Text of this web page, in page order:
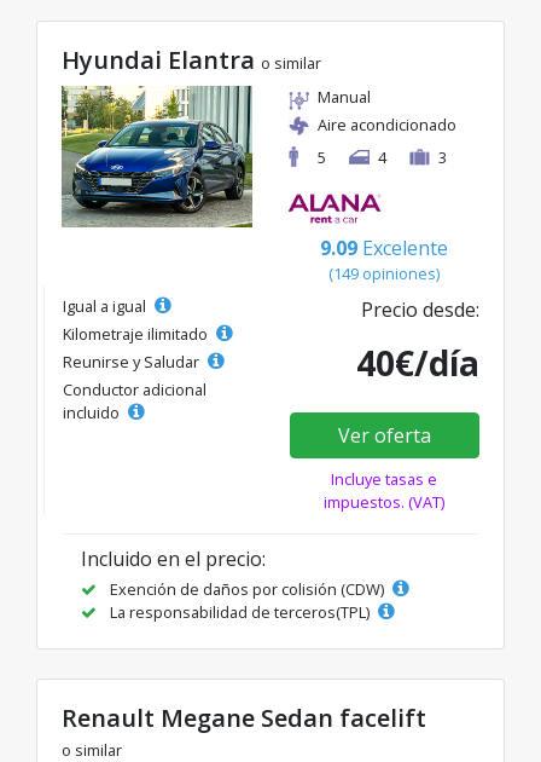
Hyundai Elantra o similar
Manual
Aire acondicionado
5
4 3
9.09 Excelente
(149 opiniones)
Igual a igual
Kilometraje ilimitado
Reunirse y Saludar
Conductor adicional
incluido
Precio desde:
40€/día
Ver oferta
Incluye tasas e
impuestos. (VAT)
Incluido en el precio:
Exención de daños por colisión (CDW)
La responsabilidad de terceros(TPL)
Renault Megane Sedan facelift
o similar